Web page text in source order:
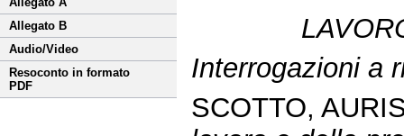
Allegato B
Audio/Video
Resoconto in formato
PDF
Interrogazioni a
SCOTTO,